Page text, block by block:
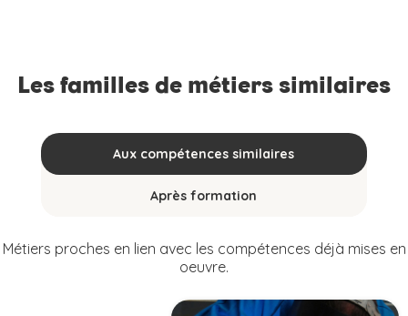
Les familles de métiers similaires
Aux compétences similaires
Après formation
Métiers proches en lien avec les compétences déjà mises en
oeuvre.